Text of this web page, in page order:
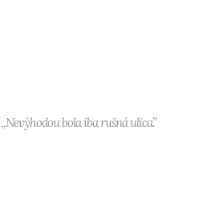
,,Nevýhodou bola iba rušná ulica.”